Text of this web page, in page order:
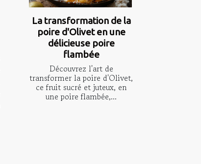
La transformation de la
poire d'Olivet en une
délicieuse poire
flambée
Découvrez l'art de
transformer la poire d'Olivet,
ce fruit sucré et juteux, en
une poire flambée,...